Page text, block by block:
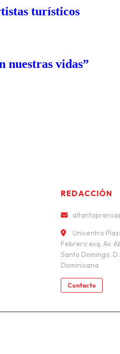
turísticos
nuestras vidas”
REDACCIÓN
Unicentro
Febrero esq. Av.
Santo Domingo,
Dominicana
Contacto